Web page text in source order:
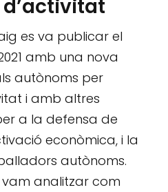
es va publicar el
amb una nova
autònoms per
i amb altres
a la defensa de
econòmica, i la
autònoms.
vam analitzar com